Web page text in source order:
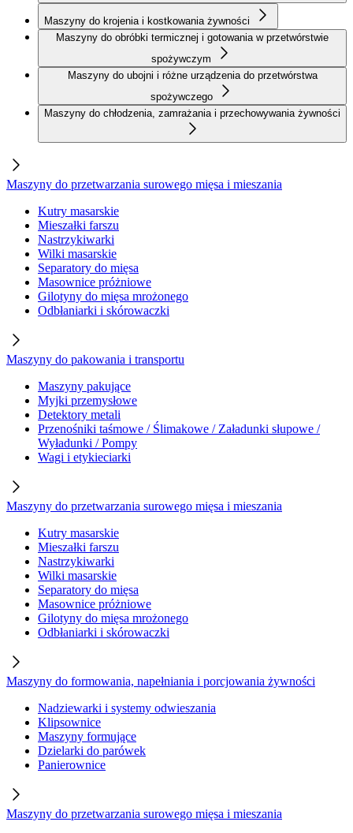
Maszyny do krojenia i kostkowania żywności
Maszyny do obróbki termicznej i gotowania w przetwórstwie
spożywczym
Maszyny do ubojni i różne urządzenia do przetwórstwa
spożywczego
Maszyny do chłodzenia, zamrażania i przechowywania żywności
Maszyny do przetwarzania surowego mięsa i mieszania
Kutry masarskie
Mieszałki farszu
Nastrzykiwarki
Wilki masarskie
Separatory do mięsa
Masownice próżniowe
Gilotyny do mięsa mrożonego
Odbłaniarki i skórowaczki
Maszyny do pakowania i transportu
Maszyny pakujące
Myjki przemysłowe
Detektory metali
Przenośniki taśmowe / Ślimakowe / Załadunki słupowe /
Wyładunki / Pompy
Wagi i etykieciarki
Maszyny do przetwarzania surowego mięsa i mieszania
Kutry masarskie
Mieszałki farszu
Nastrzykiwarki
Wilki masarskie
Separatory do mięsa
Masownice próżniowe
Gilotyny do mięsa mrożonego
Odbłaniarki i skórowaczki
Maszyny do formowania, napełniania i porcjowania żywności
Nadziewarki i systemy odwieszania
Klipsownice
Maszyny formujące
Dzielarki do parówek
Panierownice
Maszyny do przetwarzania surowego mięsa i mieszania